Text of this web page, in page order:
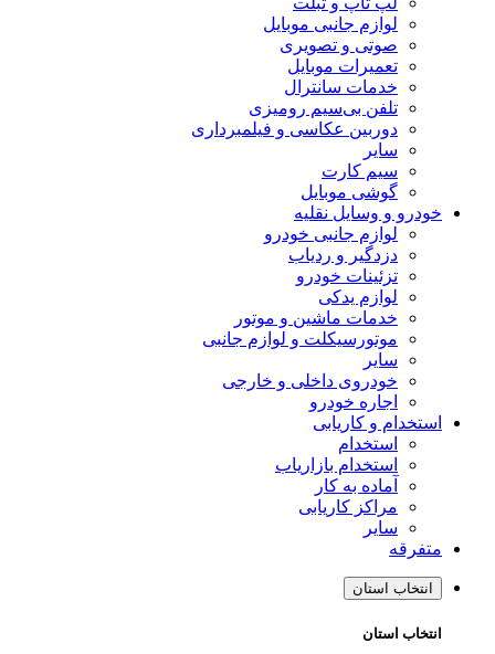
لوازم جانبی موبایل
صوتی و تصویری
تعمیرات موبایل
خدمات سانترال
تلفن بی‌سیم رومیزی
دوربین عکاسی و فیلمبرداری
سایر
سیم کارت
گوشی موبایل
خودرو و وسایل نقلیه
لوازم جانبی خودرو
دزدگیر و ردیاب
تزئینات خودرو
لوازم یدکی
خدمات ماشین و موتور
موتورسیکلت و لوازم جانبی
سایر
خودروی داخلی و خارجی
اجاره خودرو
استخدام و کاریابی
استخدام
استخدام بازاریاب
آماده به کار
مراکز کاریابی
سایر
متفرقه
انتخاب استان
انتخاب استان